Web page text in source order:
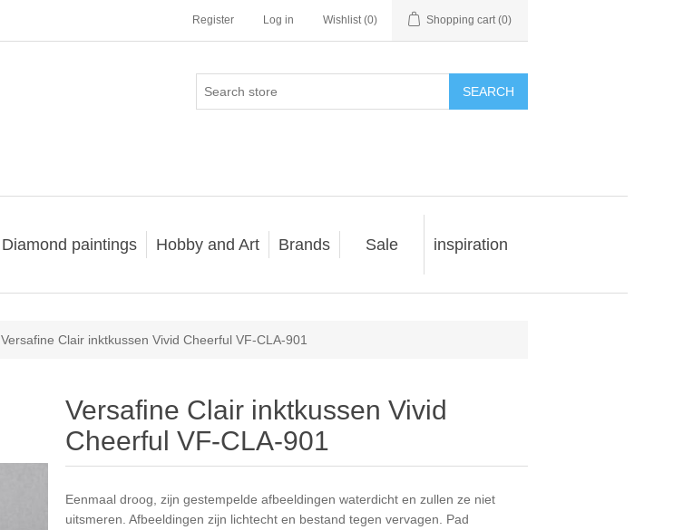
Register Log in Wishlist (0) Shopping cart (0)
SEARCH
Diamond paintings Hobby and Art Brands Sale inspiration
Versafine Clair inktkussen Vivid Cheerful VF-CLA-901
Versafine Clair inktkussen Vivid
Cheerful VF-CLA-901
Eenmaal droog, zijn gestempelde afbeeldingen waterdicht en zullen ze niet
uitsmeren. Afbeeldingen zijn lichtecht en bestand tegen vervagen. Pad